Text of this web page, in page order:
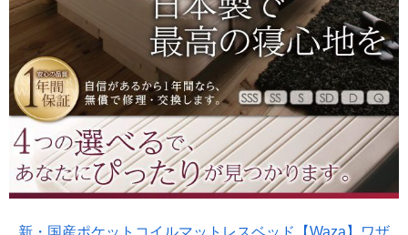
新・国産ポケットコイルマットレスベッド【Waza】ワザ